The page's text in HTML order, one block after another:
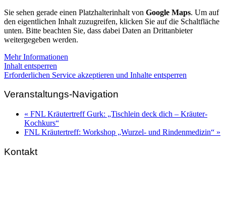
Sie sehen gerade einen Platzhalterinhalt von Google Maps. Um auf
den eigentlichen Inhalt zuzugreifen, klicken Sie auf die Schaltfläche
unten. Bitte beachten Sie, dass dabei Daten an Drittanbieter
weitergegeben werden.
Mehr Informationen
Inhalt entsperren
Erforderlichen Service akzeptieren und Inhalte entsperren
Veranstaltungs-Navigation
« FNL Kräutertreff Gurk: „Tischlein deck dich – Kräuter-
Kochkurs“
FNL Kräutertreff: Workshop „Wurzel- und Rindenmedizin“ »
Kontakt